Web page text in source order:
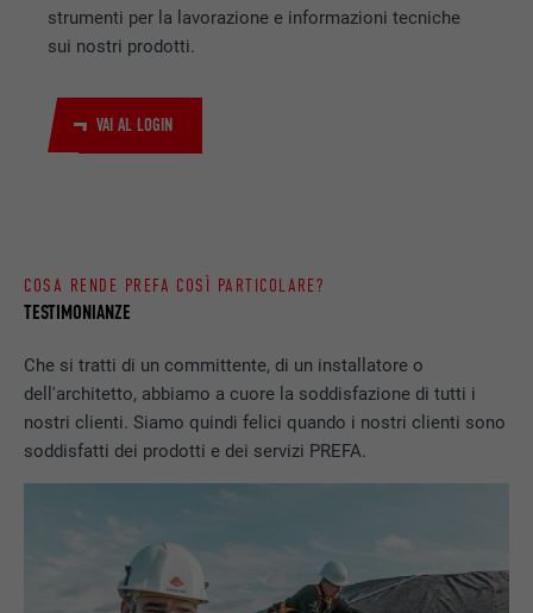
strumenti per la lavorazione e informazioni tecniche
sui nostri prodotti.
VAI AL LOGIN
TESTIMONIANZE
COSA RENDE PREFA COSÌ PARTICOLARE?
Che si tratti di un committente, di un installatore o
dell'architetto, abbiamo a cuore la soddisfazione di tutti i
nostri clienti. Siamo quindi felici quando i nostri clienti sono
soddisfatti dei prodotti e dei servizi PREFA.